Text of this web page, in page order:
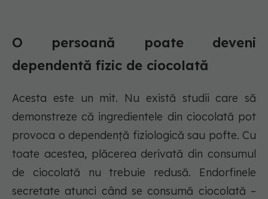
O persoană poate deveni
dependentă fizic de ciocolată
Acesta este un mit. Nu există studii care să
demonstreze că ingredientele din ciocolată pot
provoca o dependență fiziologică sau pofte. Cu
toate acestea, plăcerea derivată din consumul
de ciocolată nu trebuie redusă. Endorfinele
secretate atunci când se consumă ciocolată –